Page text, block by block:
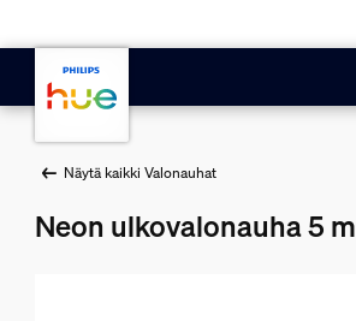
Näytä kaikki Valonauhat
Neon ulkovalonauha 5 m